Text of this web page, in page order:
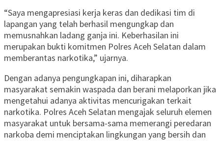
“Saya mengapresiasi kerja keras dan dedikasi tim di
lapangan yang telah berhasil mengungkap dan
memusnahkan ladang ganja ini. Keberhasilan ini
merupakan bukti komitmen Polres Aceh Selatan dalam
memberantas narkotika,” ujarnya.
Dengan adanya pengungkapan ini, diharapkan
masyarakat semakin waspada dan berani melaporkan jika
mengetahui adanya aktivitas mencurigakan terkait
narkotika. Polres Aceh Selatan mengajak seluruh elemen
masyarakat untuk bersama-sama memerangi peredaran
narkoba demi menciptakan lingkungan yang bersih dan